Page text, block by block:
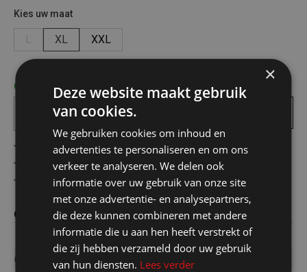
Kies uw maat
XL XXL
Op voorraad! bezorgd binnen 1 tot 2 werkdagen
Inwinkelmandje
Gratis verzending in België vanaf €75
Veilig online betalen
Advies op maat
Omschrijving
Classic Tank Top
×
Deze website maakt gebruik
van cookies.
We gebruiken cookies om inhoud en
advertenties te personaliseren en om ons
verkeer te analyseren. We delen ook
informatie over uw gebruik van onze site
met onze advertentie- en analysepartners,
die deze kunnen combineren met andere
informatie die u aan hen heeft verstrekt of
die zij hebben verzameld door uw gebruik
van hun diensten. Lees verder